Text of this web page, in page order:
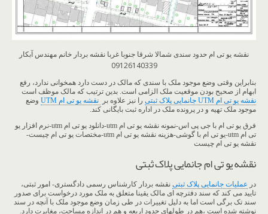
نقشه یو تی ام حدود سندی شمالا شرقا جنوبا غربا نقشه بردار خانم مهندس آبکار
09126140339
بنابراین وقتی وضع موجود ملک با سندی که مالک در دست دارد همخوانی ندارد، رفع
ابهام از صحیح بودن موقعیت ملک الزامی است. بدین ترتیب که مالک موظف است
نقشه یو تی ام UTM جانمایی پلاک ثبتی
را نیز علاوه بر نقشه یو تی ام UTM
وضع
موجود ملک تهیه و در پرونده ملک در اداره ثبت بایگانی کند.
فرق یو تی ام با جی پی اس-نمونه نقشه یو تی ام utm-دانلود یو تی ام utm-نرم افزار یو
تی ام utm-یو تی ام با گوشی-هزینه نقشه یو تی ام utm-مختصات یو تی ام چیست-
نقشه یو تی ام چیست
نقشه یو تی ام جانمایی پلاک ثبتی
در عملیات جانمایی پلاک ثبتی نقشه بردار کارشناس رسمی دادگستری- امور ثبتی،
تایید می کند که سند دفترچه ای مالک یقینا متعلق به ملک مورد درخواست برای صدور
سند تک برگی است اما به دلیل تغییرات در طی زمان وضع موجود ملک با آنچه در سند
نوشته شده است ،هم در طولهای حدود اربعه و هم در اندازه مساحت، مغایرت دارد.